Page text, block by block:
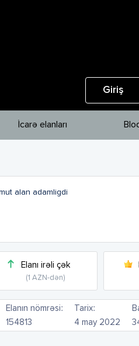
Giriş
İcarə elanları
alan adamligdi
Elanı irəli çək
(1 AZN-dən)
Elanın nömrəsi:
154813
Tarix:
4 may 2022